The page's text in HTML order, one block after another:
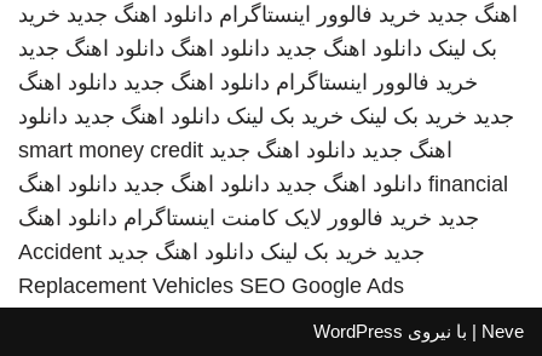
اهنگ جدید خرید فالوور اینستاگرام دانلود اهنگ جدید خرید
بک لینک دانلود اهنگ جدید دانلود اهنگ دانلود اهنگ جدید
خرید فالوور اینستاگرام دانلود اهنگ جدید دانلود اهنگ
جدید خرید بک لینک خرید بک لینک دانلود اهنگ جدید دانلود
اهنگ جدید دانلود اهنگ جدید smart money credit
financial دانلود اهنگ جدید دانلود اهنگ جدید دانلود اهنگ
جدید خرید فالوور لایک کامنت اینستاگرام دانلود اهنگ
جدید خرید بک لینک دانلود اهنگ جدید Accident
Replacement Vehicles SEO Google Ads
Neve | با نیروی WordPress